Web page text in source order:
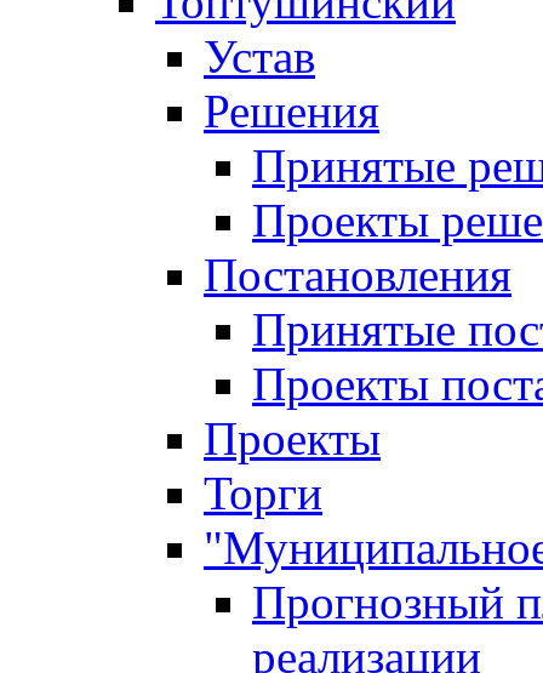
Устав
Решения
Принятые
Проекты
Постановления
Принятые
Проекты
Проекты
Торги
Прогнозный
реализации